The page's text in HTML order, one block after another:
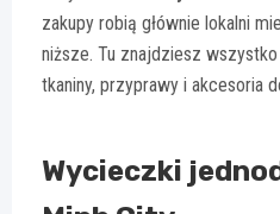
zakupy robią głównie lokalni
niższe. Tu znajdziesz
tkaniny, przyprawy i akcesoria
Wycieczki